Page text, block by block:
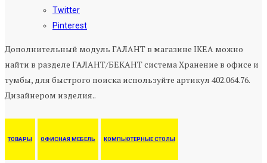
Twitter
Pinterest
Дополнительный модуль ГАЛАНТ в магазине IKEA можно
найти в разделе ГАЛАНТ/БЕКАНТ система Хранение в офисе и
тумбы, для быстрого поиска используйте артикул 402.064.76.
Дизайнером изделия..
ТОВАРЫ ОФИСНАЯ МЕБЕЛЬ КОМПЬЮТЕРНЫЕ СТОЛЫ